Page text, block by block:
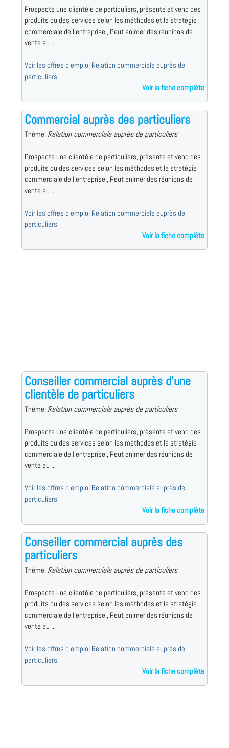
Prospecte une clientèle de particuliers, présente et vend des
produits ou des services selon les méthodes et la stratégie
commerciale de l'entreprise., Peut animer des réunions de
vente au ...
Voir les offres d'emploi Relation commerciale auprès de
particuliers
Voir la fiche complète
Commercial auprès des particuliers
Thème: Relation commerciale auprès de particuliers
Prospecte une clientèle de particuliers, présente et vend des
produits ou des services selon les méthodes et la stratégie
commerciale de l'entreprise., Peut animer des réunions de
vente au ...
Voir les offres d'emploi Relation commerciale auprès de
particuliers
Voir la fiche complète
Conseiller commercial auprès d'une
clientèle de particuliers
Thème: Relation commerciale auprès de particuliers
Prospecte une clientèle de particuliers, présente et vend des
produits ou des services selon les méthodes et la stratégie
commerciale de l'entreprise., Peut animer des réunions de
vente au ...
Voir les offres d'emploi Relation commerciale auprès de
particuliers
Voir la fiche complète
Conseiller commercial auprès des
particuliers
Thème: Relation commerciale auprès de particuliers
Prospecte une clientèle de particuliers, présente et vend des
produits ou des services selon les méthodes et la stratégie
commerciale de l'entreprise., Peut animer des réunions de
vente au ...
Voir les offres d'emploi Relation commerciale auprès de
particuliers
Voir la fiche complète